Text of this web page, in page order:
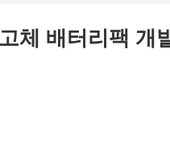
체 배터리팩 개